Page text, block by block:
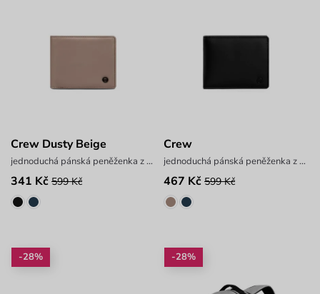
Crew Dusty Beige
jednoduchá pánská peněženka z hladkého materiálu
341 Kč 599 Kč
Crew
jednoduchá pánská peněženka z hladkého materiálu
467 Kč 599 Kč
-28% -28%